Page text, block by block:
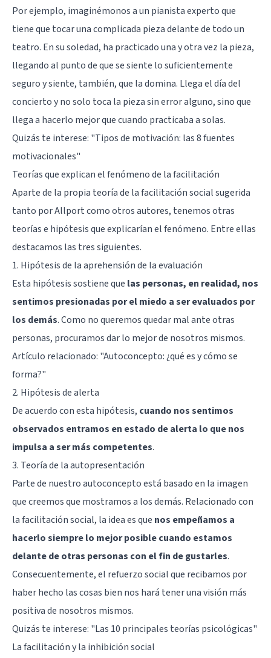
Por ejemplo, imaginémonos a un pianista experto que
tiene que tocar una complicada pieza delante de todo un
teatro. En su soledad, ha practicado una y otra vez la pieza,
llegando al punto de que se siente lo suficientemente
seguro y siente, también, que la domina. Llega el día del
concierto y no solo toca la pieza sin error alguno, sino que
llega a hacerlo mejor que cuando practicaba a solas.
Quizás te interese: "Tipos de motivación: las 8 fuentes
motivacionales"
Teorías que explican el fenómeno de la facilitación
Aparte de la propia teoría de la facilitación social sugerida
tanto por Allport como otros autores, tenemos otras
teorías e hipótesis que explicarían el fenómeno. Entre ellas
destacamos las tres siguientes.
1. Hipótesis de la aprehensión de la evaluación
Esta hipótesis sostiene que las personas, en realidad, nos
sentimos presionadas por el miedo a ser evaluados por
los demás. Como no queremos quedar mal ante otras
personas, procuramos dar lo mejor de nosotros mismos.
Artículo relacionado: "Autoconcepto: ¿qué es y cómo se
forma?"
2. Hipótesis de alerta
De acuerdo con esta hipótesis, cuando nos sentimos
observados entramos en estado de alerta lo que nos
impulsa a ser más competentes.
3. Teoría de la autopresentación
Parte de nuestro autoconcepto está basado en la imagen
que creemos que mostramos a los demás. Relacionado con
la facilitación social, la idea es que nos empeñamos a
hacerlo siempre lo mejor posible cuando estamos
delante de otras personas con el fin de gustarles.
Consecuentemente, el refuerzo social que recibamos por
haber hecho las cosas bien nos hará tener una visión más
positiva de nosotros mismos.
Quizás te interese: "Las 10 principales teorías psicológicas"
La facilitación y la inhibición social